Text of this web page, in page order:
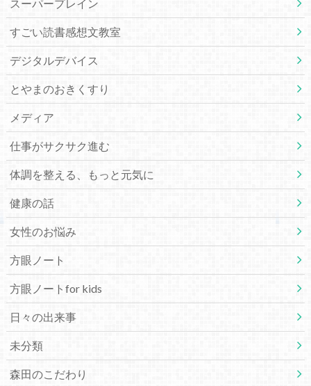
スーパープレイン
すごい読書感想文教室
デジタルデバイス
とやまのおきくすり
メディア
仕事がサクサク進む
体調を整える、もっと元気に
健康の話
女性のお悩み
方眼ノート
方眼ノートfor kids
日々の出来事
未分類
森田のこだわり